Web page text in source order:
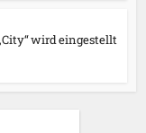
wird eingestellt